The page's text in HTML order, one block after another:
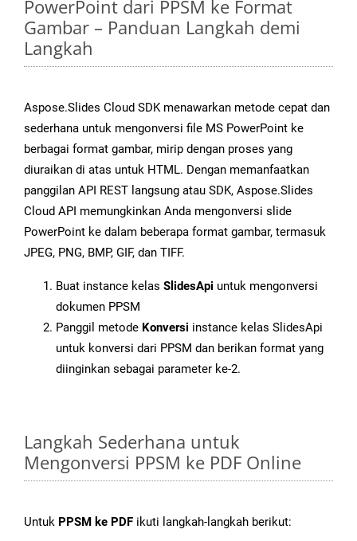
PowerPoint dari PPSM ke Format
Gambar – Panduan Langkah demi
Langkah
Aspose.Slides Cloud SDK menawarkan metode cepat dan
sederhana untuk mengonversi file MS PowerPoint ke
berbagai format gambar, mirip dengan proses yang
diuraikan di atas untuk HTML. Dengan memanfaatkan
panggilan API REST langsung atau SDK, Aspose.Slides
Cloud API memungkinkan Anda mengonversi slide
PowerPoint ke dalam beberapa format gambar, termasuk
JPEG, PNG, BMP, GIF, dan TIFF.
Buat instance kelas SlidesApi untuk mengonversi
dokumen PPSM
Panggil metode Konversi instance kelas SlidesApi
untuk konversi dari PPSM dan berikan format yang
diinginkan sebagai parameter ke-2.
Langkah Sederhana untuk
Mengonversi PPSM ke PDF Online
Untuk PPSM ke PDF ikuti langkah-langkah berikut: